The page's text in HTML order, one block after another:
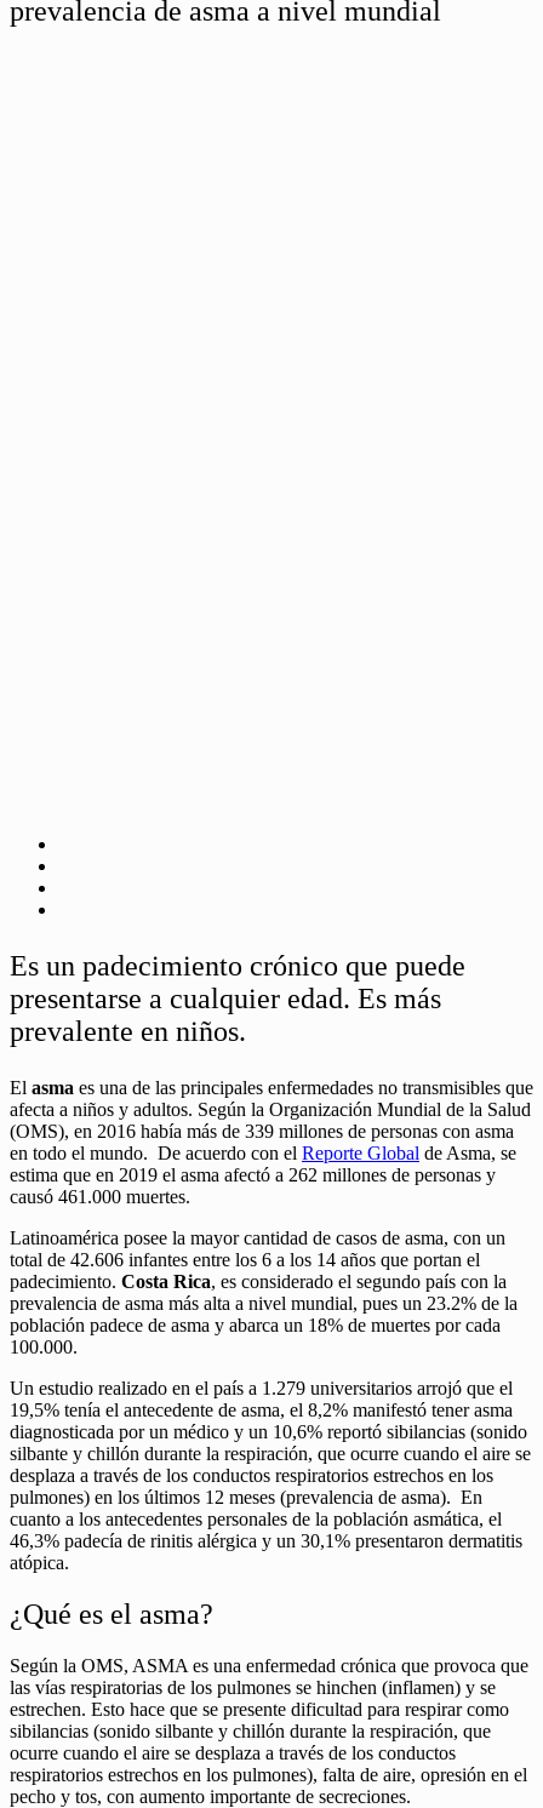
prevalencia de asma a nivel mundial
Es un padecimiento crónico que puede
presentarse a cualquier edad. Es más
prevalente en niños.
El asma es una de las principales enfermedades no transmisibles que
afecta a niños y adultos. Según la Organización Mundial de la Salud
(OMS), en 2016 había más de 339 millones de personas con asma
en todo el mundo. De acuerdo con el Reporte Global de Asma, se
estima que en 2019 el asma afectó a 262 millones de personas y
causó 461.000 muertes.
Latinoamérica posee la mayor cantidad de casos de asma, con un
total de 42.606 infantes entre los 6 a los 14 años que portan el
padecimiento. Costa Rica, es considerado el segundo país con la
prevalencia de asma más alta a nivel mundial, pues un 23.2% de la
población padece de asma y abarca un 18% de muertes por cada
100.000.
Un estudio realizado en el país a 1.279 universitarios arrojó que el
19,5% tenía el antecedente de asma, el 8,2% manifestó tener asma
diagnosticada por un médico y un 10,6% reportó sibilancias (sonido
silbante y chillón durante la respiración, que ocurre cuando el aire se
desplaza a través de los conductos respiratorios estrechos en los
pulmones) en los últimos 12 meses (prevalencia de asma). En
cuanto a los antecedentes personales de la población asmática, el
46,3% padecía de rinitis alérgica y un 30,1% presentaron dermatitis
atópica.
¿Qué es el asma?
Según la OMS, ASMA es una enfermedad crónica que provoca que
las vías respiratorias de los pulmones se hinchen (inflamen) y se
estrechen. Esto hace que se presente dificultad para respirar como
sibilancias (sonido silbante y chillón durante la respiración, que
ocurre cuando el aire se desplaza a través de los conductos
respiratorios estrechos en los pulmones), falta de aire, opresión en el
pecho y tos, con aumento importante de secreciones.